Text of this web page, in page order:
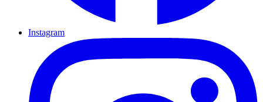
Instagram